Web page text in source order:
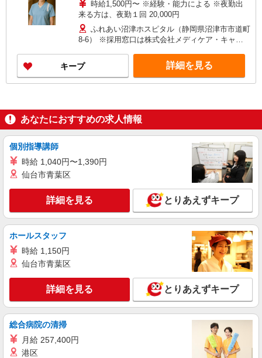
時給1,500円〜 ※経験・能力による ※夜勤出
来る方は、夜勤１回 20,000円
ふれあい沼津ホスピタル（静岡県沼津市市道町
8-6） ※採用窓口は株式会社メディケア・キャリ
キープ 詳細を見る
あなたにおすすめの求人情報
個別指導講師
時給 1,040円〜1,390円
仙台市青葉区
詳細を見る とりあえずキープ
ホールスタッフ
時給 1,150円
仙台市青葉区
詳細を見る とりあえずキープ
総合病院の清掃
月給 257,400円
港区